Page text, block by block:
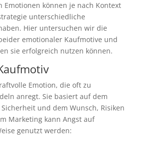
Emotionen können je nach Kontext
unterschiedliche
Hier untersuchen wir die
emotionaler Kaufmotive und
sie erfolgreich nutzen können.
Emotion, die oft zu
anregt. Sie basiert auf dem
und dem Wunsch, Risiken
Marketing kann Angst auf
genutzt werden: